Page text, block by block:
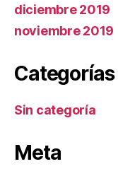
diciembre 2019
noviembre 2019
Categorías
Sin categoría
Meta